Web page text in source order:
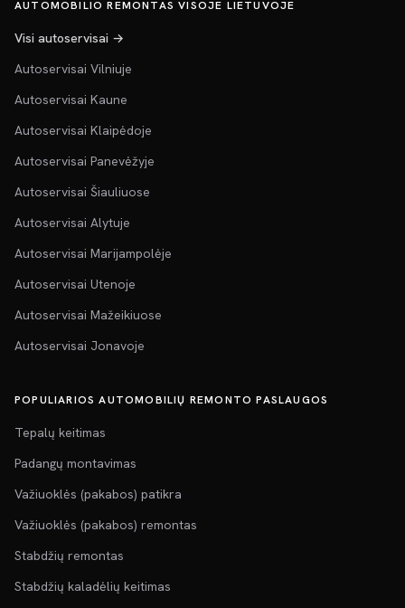
AUTOMOBILIO REMONTAS VISOJE LIETUVOJE
Visi autoservisai →
Autoservisai Vilniuje
Autoservisai Kaune
Autoservisai Klaipėdoje
Autoservisai Panevėžyje
Autoservisai Šiauliuose
Autoservisai Alytuje
Autoservisai Marijampolėje
Autoservisai Utenoje
Autoservisai Mažeikiuose
Autoservisai Jonavoje
POPULIARIOS AUTOMOBILIŲ REMONTO PASLAUGOS
Tepalų keitimas
Padangų montavimas
Važiuoklės (pakabos) patikra
Važiuoklės (pakabos) remontas
Stabdžių remontas
Stabdžių kaladėlių keitimas